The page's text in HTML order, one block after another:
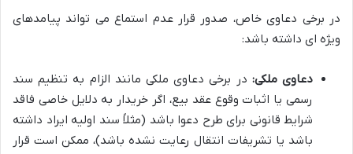
در برخی دعاوی خاص، صدور قرار عدم استماع می تواند پیامدهای
ویژه ای داشته باشد:
دعاوی ملکی: در برخی دعاوی ملکی مانند الزام به تنظیم سند
رسمی یا اثبات وقوع عقد بیع، اگر خریدار به دلایل خاصی فاقد
شرایط قانونی برای طرح دعوا باشد (مثلاً سند اولیه ایراد داشته
باشد یا تشریفات انتقال رعایت نشده باشد)، ممکن است قرار